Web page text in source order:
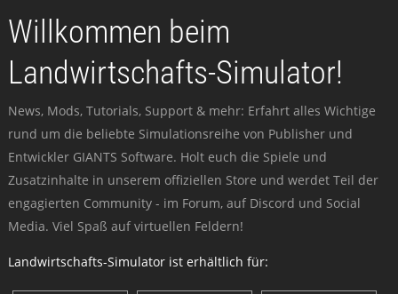
Willkommen beim
Landwirtschafts-Simulator!
News, Mods, Tutorials, Support & mehr: Erfahrt alles Wichtige
rund um die beliebte Simulationsreihe von Publisher und
Entwickler GIANTS Software. Holt euch die Spiele und
Zusatzinhalte in unserem offiziellen Store und werdet Teil der
engagierten Community - im Forum, auf Discord und Social
Media. Viel Spaß auf virtuellen Feldern!
Landwirtschafts-Simulator ist erhältlich für: